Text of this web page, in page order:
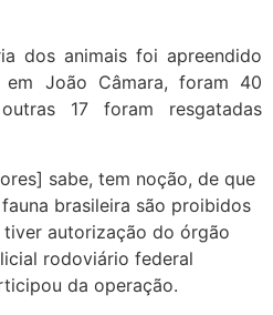
dos animais foi apreendido
em João Câmara, foram 40
17 foram resgatadas
sabe, tem noção, de que
brasileira são proibidos
autorização do órgão
rodoviário federal
da operação.